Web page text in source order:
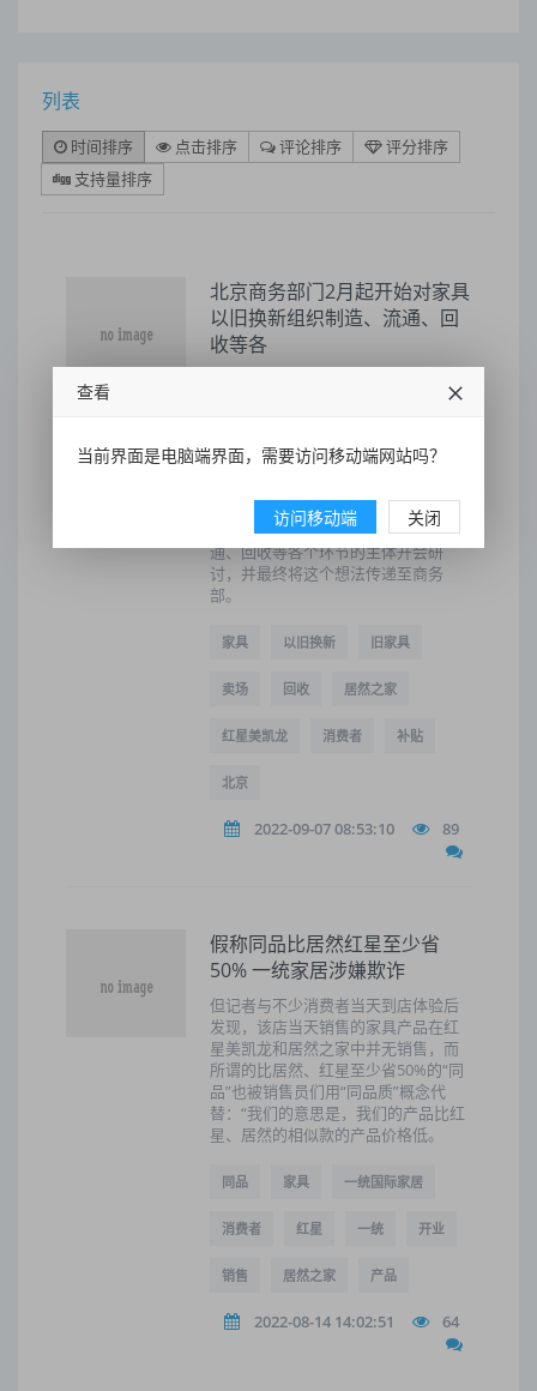
列表
时间排序 点击排序 评论排序
评分排序
支持量排序
北京商务部门2月起开始对家具
以旧换新组织制造、流通、回
收等各
换新举措，根据消费者旧家具的市场
回收，同时购物使用置家券可在成交
价基础上满1000元减免100元。5月10
伟向本报表示，今年2月起，北京商务
委开始到卖场调研，并召集制造、流
通、回收等各个环节的主体开会研
讨，并最终将这个想法传递至商务
部。
家具 以旧换新 旧家具
卖场 回收 居然之家
红星美凯龙 消费者 补贴
北京
2022-09-07 08:53:10 89
假称同品比居然红星至少省
50% 一统家居涉嫌欺诈
但记者与不少消费者当天到店体验后
发现，该店当天销售的家具产品在红
星美凯龙和居然之家中并无销售，而
所谓的比居然、红星至少省50%的“同
品”也被销售员们用“同品质”概念代
替：“我们的意思是，我们的产品比红
星、居然的相似款的产品价格低。
同品 家具 一统国际家居
消费者 红星 一统 开业
销售 居然之家 产品
2022-08-14 14:02:51 64
查看
当前界面是电脑端界面，需要访问移动端网站吗？
访问移动端 关闭